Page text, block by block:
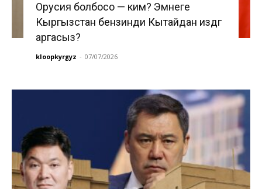
Орусия болбосо — ким? Эмнеге
Кыргызстан бензинди Кытайдан издөөгө
аргасыз?
kloopkyrgyz - 07/07/2026